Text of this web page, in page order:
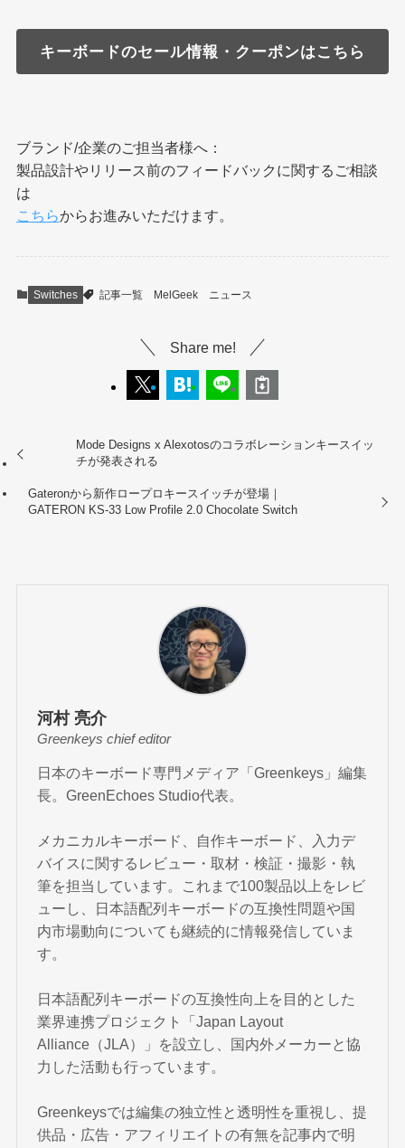
キーボードのセール情報・クーポンはこちら
ブランド/企業のご担当者様へ：
製品設計やリリース前のフィードバックに関するご相談
は
こちらからお進みいただけます。
Switches 記事一覧 MelGeek ニュース
Share me!
Mode Designs x Alexotosのコラボレーションキースイッ
チが発表される
Gateronから新作ロープロキースイッチが登場｜
GATERON KS-33 Low Profile 2.0 Chocolate Switch
河村 亮介
Greenkeys chief editor
日本のキーボード専門メディア「Greenkeys」編集
長。GreenEchoes Studio代表。
メカニカルキーボード、自作キーボード、入力デ
バイスに関するレビュー・取材・検証・撮影・執
筆を担当しています。これまで100製品以上をレビ
ューし、日本語配列キーボードの互換性問題や国
内市場動向についても継続的に情報発信していま
す。
日本語配列キーボードの互換性向上を目的とした
業界連携プロジェクト「Japan Layout
Alliance（JLA）」を設立し、国内外メーカーと協
力した活動も行っています。
Greenkeysでは編集の独立性と透明性を重視し、提
供品・広告・アフィリエイトの有無を記事内で明